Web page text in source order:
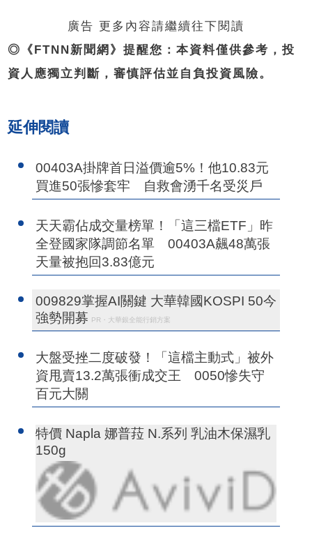
廣告 更多內容請繼續往下閱讀
◎《FTNN新聞網》提醒您：本資料僅供參考，投
資人應獨立判斷，審慎評估並自負投資風險。
延伸閱讀
00403A掛牌首日溢價逾5%！他10.83元
買進50張慘套牢 自救會湧千名受災戶
天天霸佔成交量榜單！「這三檔ETF」昨
全登國家隊調節名單 00403A飆48萬張
天量被抱回3.83億元
009829掌握AI關鍵 大華韓國KOSPI 50今
強勢開募 PR・大華銀全能行銷方案
大盤受挫二度破發！「這檔主動式」被外
資甩賣13.2萬張衝成交王 0050慘失守
百元大關
特價 Napla 娜普菈 N.系列 乳油木保濕乳
150g